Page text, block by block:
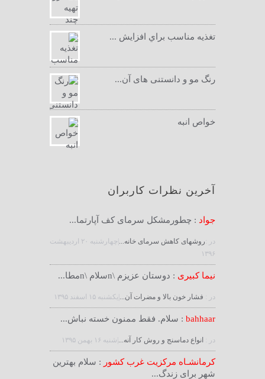
تغذيه مناسب براي افزايش ...
رنگ مو و دانستنی های آن...
خواص انبه
آخرین نظرات کاربران
جواد : چطورمشکل سرمای کف آپارتما...
در :روشهای کاهش سرمای خانه...
|چهارشنبه ۲۰ ارديبهشت
۱۳۹۶
نیما کبیری : دوستان عزیزم \nسلام \nمطا...
در : فشار خون بالا و مضرات آن... |يكشنبه ۱۵ اسفند ۱۳۹۵
bahhaar : سلام. فقط ممنون خسته نباش...
در : انواع دماسنج و روش كار آنه... |شنبه ۱۶ بهمن ۱۳۹۵
کرمانشـاه مرکزیت غرب کشور : سلام بهترین
شهر برای زندگ...